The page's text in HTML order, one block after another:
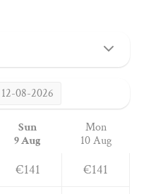
12-08-2026
Sun
9 Aug
Mon
10 Aug
€141 €141